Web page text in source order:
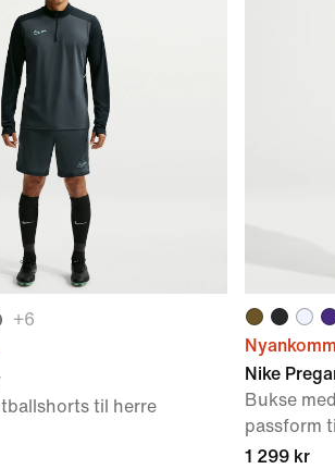
+6
til herre
Nike
Bukse
passform
1 299 kr